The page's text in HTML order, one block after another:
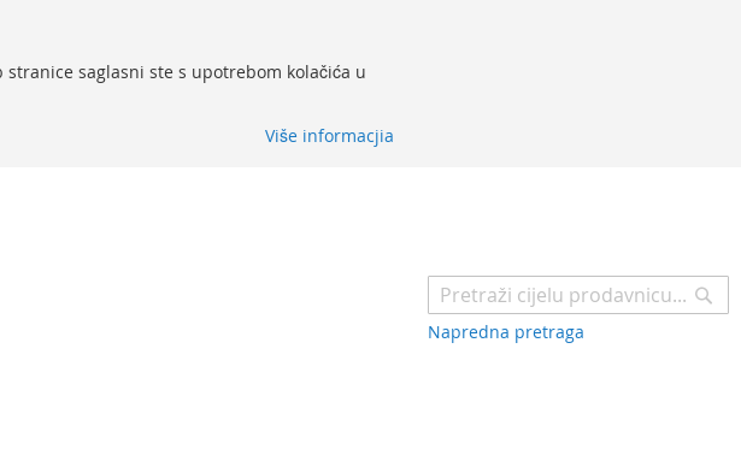
saglasni ste s upotrebom kolačića u
Više informacjia
Napredna pretraga